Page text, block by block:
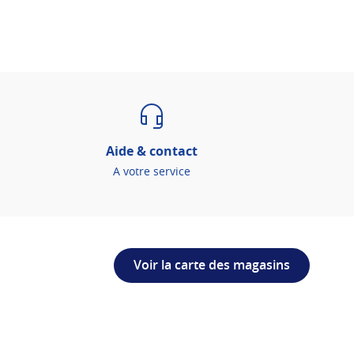
Aide & contact
A votre service
Voir la carte des magasins